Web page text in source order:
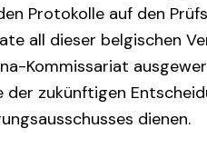
Protokolle auf den
all dieser belgischen
Kommissariat
der zukünftigen
dienen.